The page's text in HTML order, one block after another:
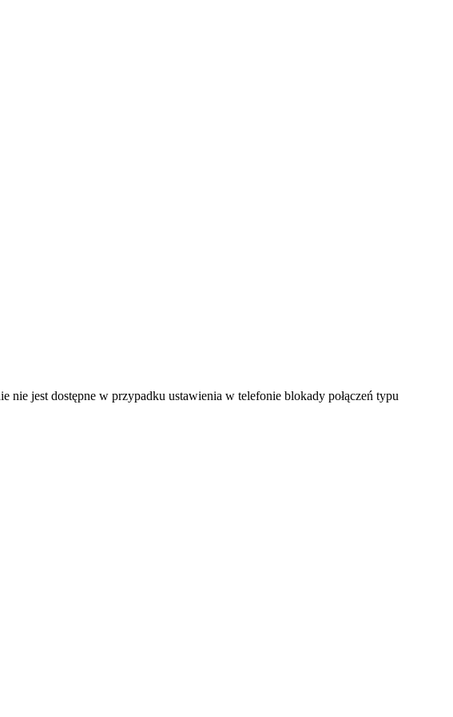
nie jest dostępne w przypadku ustawienia w telefonie blokady połączeń typu